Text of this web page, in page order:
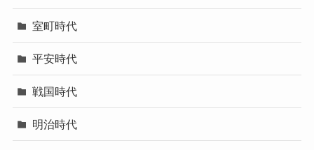
室町時代
平安時代
戦国時代
明治時代